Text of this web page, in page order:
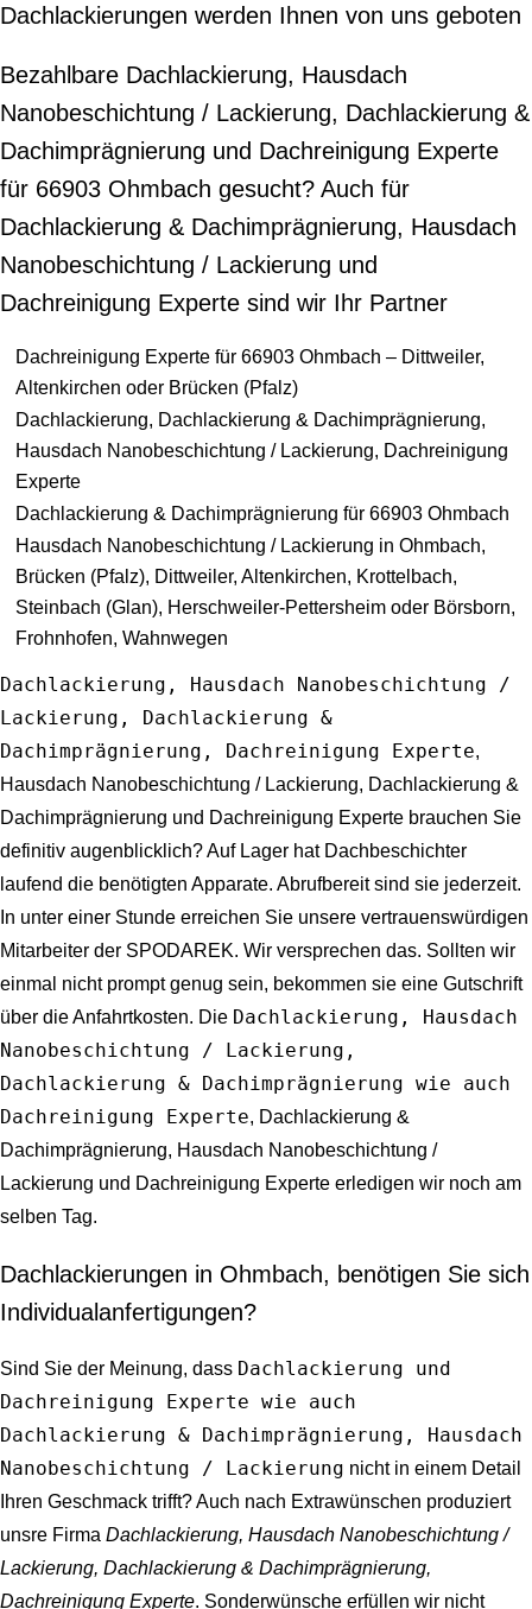
Dachlackierungen werden Ihnen von uns geboten
Bezahlbare Dachlackierung, Hausdach
Nanobeschichtung / Lackierung, Dachlackierung &
Dachimprägnierung und Dachreinigung Experte
für 66903 Ohmbach gesucht? Auch für
Dachlackierung & Dachimprägnierung, Hausdach
Nanobeschichtung / Lackierung und
Dachreinigung Experte sind wir Ihr Partner
Dachreinigung Experte für 66903 Ohmbach – Dittweiler,
Altenkirchen oder Brücken (Pfalz)
Dachlackierung, Dachlackierung & Dachimprägnierung,
Hausdach Nanobeschichtung / Lackierung, Dachreinigung
Experte
Dachlackierung & Dachimprägnierung für 66903 Ohmbach
Hausdach Nanobeschichtung / Lackierung in Ohmbach,
Brücken (Pfalz), Dittweiler, Altenkirchen, Krottelbach,
Steinbach (Glan), Herschweiler-Pettersheim oder Börsborn,
Frohnhofen, Wahnwegen
Dachlackierung, Hausdach Nanobeschichtung /
Lackierung, Dachlackierung &
Dachimprägnierung, Dachreinigung Experte,
Hausdach Nanobeschichtung / Lackierung, Dachlackierung &
Dachimprägnierung und Dachreinigung Experte brauchen Sie
definitiv augenblicklich? Auf Lager hat Dachbeschichter
laufend die benötigten Apparate. Abrufbereit sind sie jederzeit.
In unter einer Stunde erreichen Sie unsere vertrauenswürdigen
Mitarbeiter der SPODAREK. Wir versprechen das. Sollten wir
einmal nicht prompt genug sein, bekommen sie eine Gutschrift
über die Anfahrtkosten. Die Dachlackierung, Hausdach
Nanobeschichtung / Lackierung,
Dachlackierung & Dachimprägnierung wie auch
Dachreinigung Experte, Dachlackierung &
Dachimprägnierung, Hausdach Nanobeschichtung /
Lackierung und Dachreinigung Experte erledigen wir noch am
selben Tag.
Dachlackierungen in Ohmbach, benötigen Sie sich
Individualanfertigungen?
Sind Sie der Meinung, dass Dachlackierung und
Dachreinigung Experte wie auch
Dachlackierung & Dachimprägnierung, Hausdach
Nanobeschichtung / Lackierung nicht in einem Detail
Ihren Geschmack trifft? Auch nach Extrawünschen produziert
unsre Firma Dachlackierung, Hausdach Nanobeschichtung /
Lackierung, Dachlackierung & Dachimprägnierung,
Dachreinigung Experte. Sonderwünsche erfüllen wir nicht